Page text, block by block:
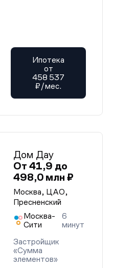
Ипотека
от
458 537
₽/мес.
Дом Дау
От 41,9 до
498,0 млн ₽
Москва, ЦАО,
Пресненский
Москва-
Сити
6
минут
Застройщик
«Сумма
элементов»